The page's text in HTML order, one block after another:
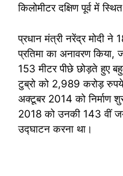
किलोमीटर दक्षिण पूर्व में
प्रधान मंत्री नरेंद्र मोदी
प्रतिमा का अनावरण किया,
153 मीटर पीछे छोड़ते हुए
टुब्रो को 2,989 करोड़ रुपये
अक्टूबर 2014 को निर्माण
2018 को उनकी 143 वीं
उद्घाटन करना था।